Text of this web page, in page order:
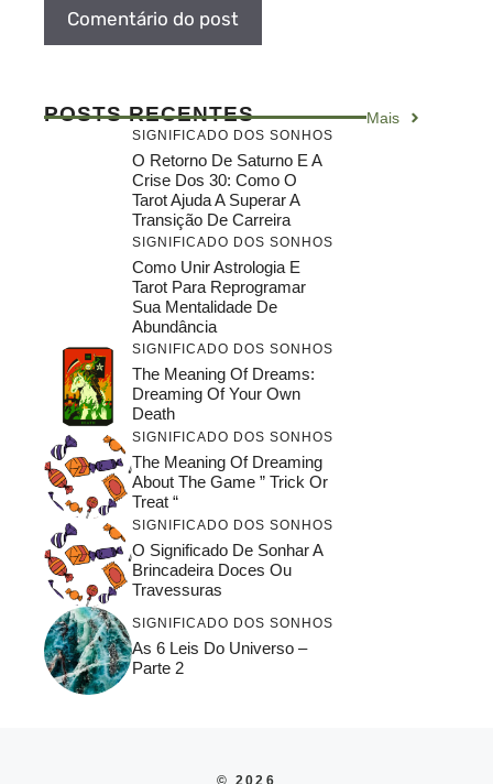
POSTS RECENTES Mais
SIGNIFICADO DOS SONHOS
O Retorno De Saturno E A
Crise Dos 30: Como O
Tarot Ajuda A Superar A
Transição De Carreira
SIGNIFICADO DOS SONHOS
Como Unir Astrologia E
Tarot Para Reprogramar
Sua Mentalidade De
Abundância
SIGNIFICADO DOS SONHOS
The Meaning Of Dreams:
Dreaming Of Your Own
Death
SIGNIFICADO DOS SONHOS
The Meaning Of Dreaming
About The Game ” Trick Or
Treat “
SIGNIFICADO DOS SONHOS
O Significado De Sonhar A
Brincadeira Doces Ou
Travessuras
SIGNIFICADO DOS SONHOS
As 6 Leis Do Universo –
Parte 2
© 2026